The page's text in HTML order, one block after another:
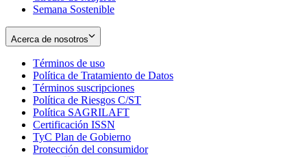
Semana Sostenible
Acerca de nosotros
Términos de uso
in
new
window
Política de Tratamiento de Datos
Términos suscripciones
in
Política de Riesgos C/ST
Política SAGRILAFT
new
window
Certificación ISSN
in
new
TyC Plan de Gobierno
in
Protección del consumidorOpens